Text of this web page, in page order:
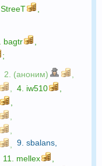
StreeT
bagtr
;
2. (аноним)
4. iw510
9. sbalans
11. mellex